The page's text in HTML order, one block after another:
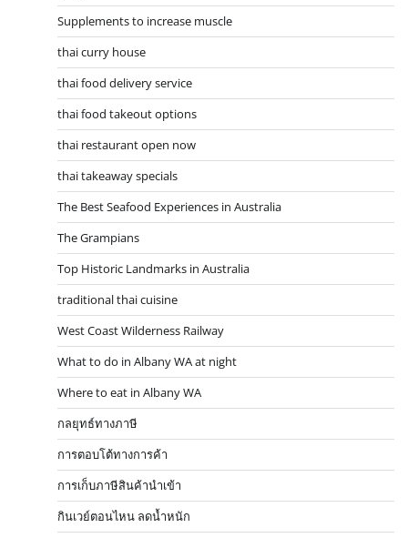
Supplements to increase muscle
thai curry house
thai food delivery service
thai food takeout options
thai restaurant open now
thai takeaway specials
The Best Seafood Experiences in Australia
The Grampians
Top Historic Landmarks in Australia
traditional thai cuisine
West Coast Wilderness Railway
What to do in Albany WA at night
Where to eat in Albany WA
กลยุทธ์ทางภาษี
การตอบโต้ทางการค้า
การเก็บภาษีสินค้านำเข้า
กินเวย์ตอนไหน ลดน้ำหนัก